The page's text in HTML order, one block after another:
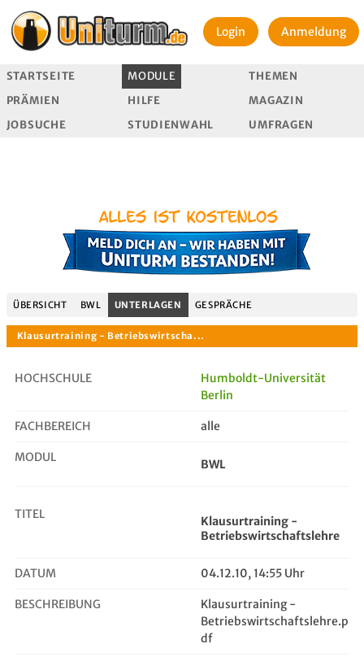
Login Anmeldung
STARTSEITE MODULE
THEMEN
PRÄMIEN
HILFE
MAGAZIN
JOBSUCHE
STUDIENWAHL UMFRAGEN
ÜBERSICHT BWL UNTERLAGEN GESPRÄCHE
Klausurtraining - Betriebswirtscha...
HOCHSCHULE
Humboldt-Universität
Berlin
FACHBEREICH alle
MODUL BWL
TITEL
Klausurtraining -
Betriebswirtschaftslehre
DATUM 04.12.10, 14:55 Uhr
BESCHREIBUNG
Klausurtraining -
Betriebswirtschaftslehre.p
df